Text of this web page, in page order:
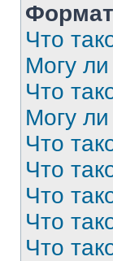
Что
Могу
Что
Могу
Что
Что
Что
Что
Что